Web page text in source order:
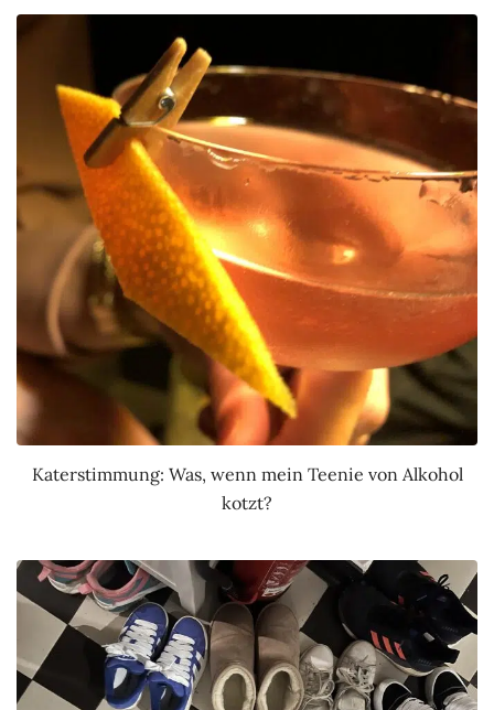
Katerstimmung: Was, wenn mein Teenie von Alkohol
kotzt?